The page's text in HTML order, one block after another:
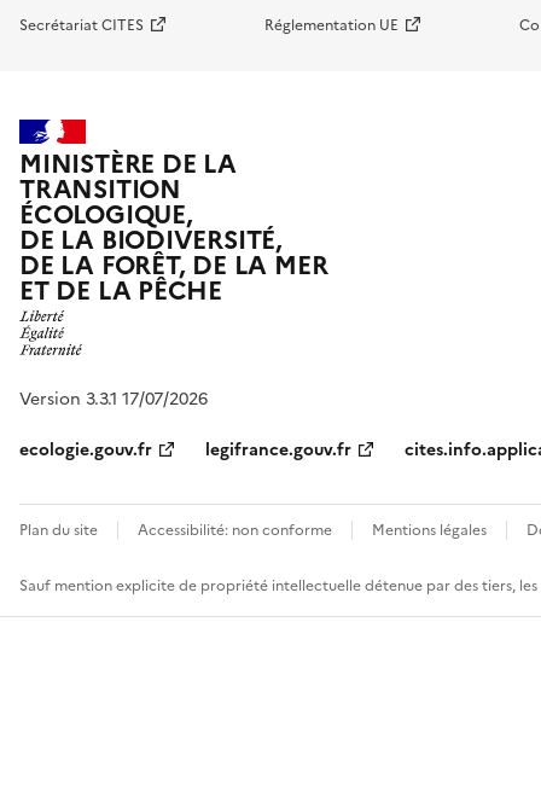
Secrétariat CITES Réglementation UE
MINISTÈRE DE LA
TRANSITION
ÉCOLOGIQUE,
DE LA BIODIVERSITÉ,
DE LA FORÊT, DE LA MER
ET DE LA PÊCHE
Version 3.3.1 17/07/2026
ecologie.gouv.fr
legifrance.gouv.fr
Plan du site Accessibilité: non conforme Mentions légales
Sauf mention explicite de propriété intellectuelle détenue par des tiers,